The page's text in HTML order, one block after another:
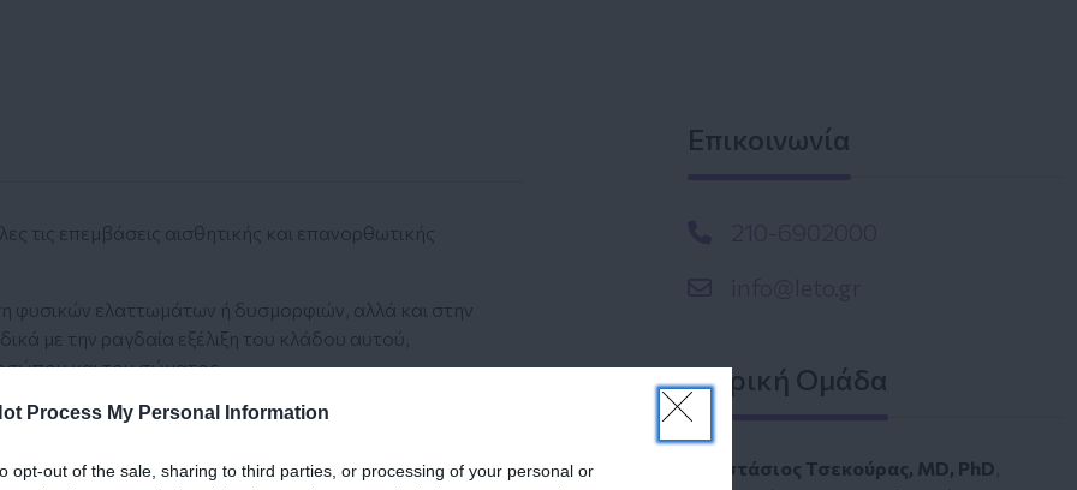
Process My Personal Information
opt-out of the sale, sharing to third parties, or processing of your personal or
τις επεμβάσεις αισθητικής και επανορθωτικής
φυσικών ελαττωμάτων ή δυσμορφιών, αλλά και στην
με την ραγδαία εξέλιξη του κλάδου αυτού,
και του σώματος.
διόρθωση συγγενών ανωμαλιών, την αντιμετώπιση
μετά τη χειρουργική εκτομή καλοήθων όγκων ή
Επικοινωνία
Ιατρική Ομάδα
Αναστάσιος Τσεκούρας, MD, PhD,